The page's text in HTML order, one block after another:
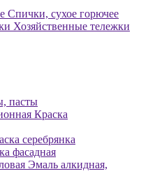
Спички, сухое горючее
Хозяйственные тележки
пасты
Краска
серебрянка
фасадная
Эмаль алкидная,